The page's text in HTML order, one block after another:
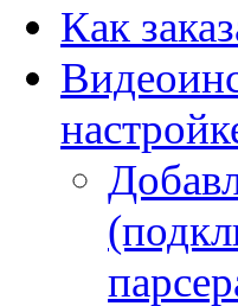
Как